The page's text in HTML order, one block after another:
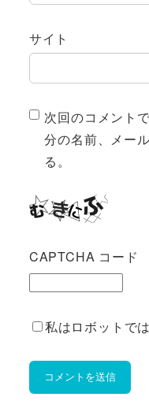
サイト
次回のコメント
分の名前、メー
る。
CAPTCHA コード
私はロボットで